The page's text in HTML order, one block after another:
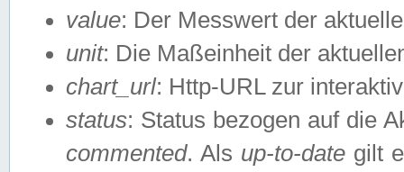
value: Der Messwert der
unit: Die Maßeinheit der
chart_url: Http-URL zur
status: Status bezogen auf die
commented. Als up-to-date gilt